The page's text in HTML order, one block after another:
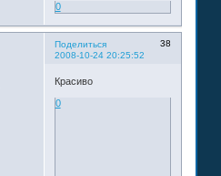
0
Поделиться
38
2008-10-24 20:25:52
Красиво
0